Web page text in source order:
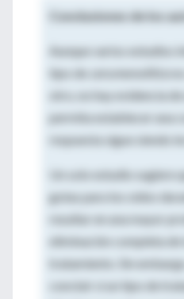
Conclusiones de los
Aunque varios estudios
tipo de
cerumenolítico
otro, no hay evidencia
permita establecer una
respuesta sigue siendo
Un solo estudio sugiere
gotas para los oídos
resultar en una mayor
eliminación completa de
tratamiento. Sin
concluir si un tipo de